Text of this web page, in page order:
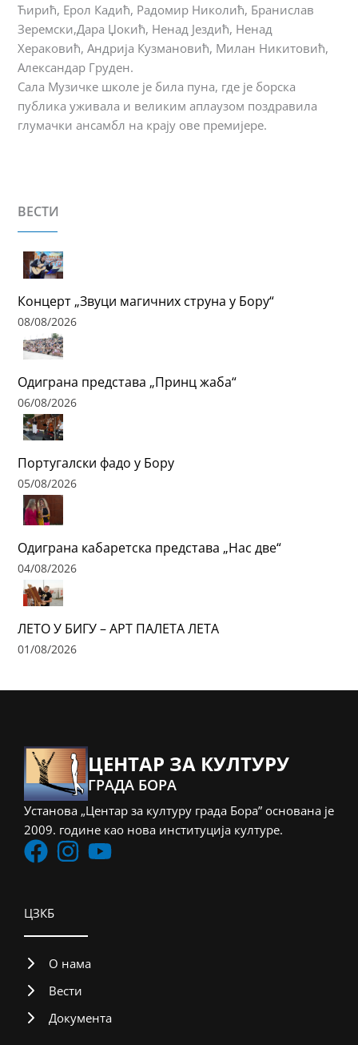
Ћирић, Ерол Кадић, Радомир Николић, Бранислав
Зеремски,Дара Џокић, Ненад Јездић, Ненад
Хераковић, Андрија Кузмановић, Милан Никитовић,
Александар Груден.
Сала Музичке школе је била пуна, где је борска
публика уживала и великим аплаузом поздравила
глумачки ансамбл на крају ове премијере.
ВЕСТИ
Концерт „Звуци магичних струна у Бору“
08/08/2026
Одиграна представа „Принц жаба“
06/08/2026
Португалски фадо у Бору
05/08/2026
Одиграна кабаретска представа „Нас две“
04/08/2026
ЛЕТО У БИГУ – АРТ ПАЛЕТА ЛЕТА
01/08/2026
ЦЕНТАР ЗА КУЛТУРУ
ГРАДА БОРА
Установа „Центар за културу града Бора” основана је
2009. године као нова институција културе.
ЦЗКБ
О нама
Вести
Документа